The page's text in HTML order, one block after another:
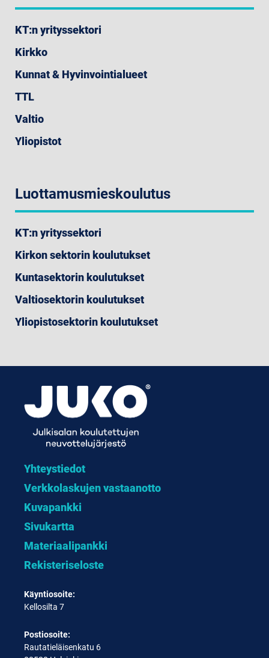
KT:n yrityssektori
Kirkko
Kunnat & Hyvinvointialueet
TTL
Valtio
Yliopistot
Luottamusmieskoulutus
KT:n yrityssektori
Kirkon sektorin koulutukset
Kuntasektorin koulutukset
Valtiosektorin koulutukset
Yliopistosektorin koulutukset
Yhteystiedot
Verkkolaskujen vastaanotto
Kuvapankki
Sivukartta
Materiaalipankki
Rekisteriseloste
Käyntiosoite:
Kellosilta 7
Postiosoite:
Rautatieläisenkatu 6